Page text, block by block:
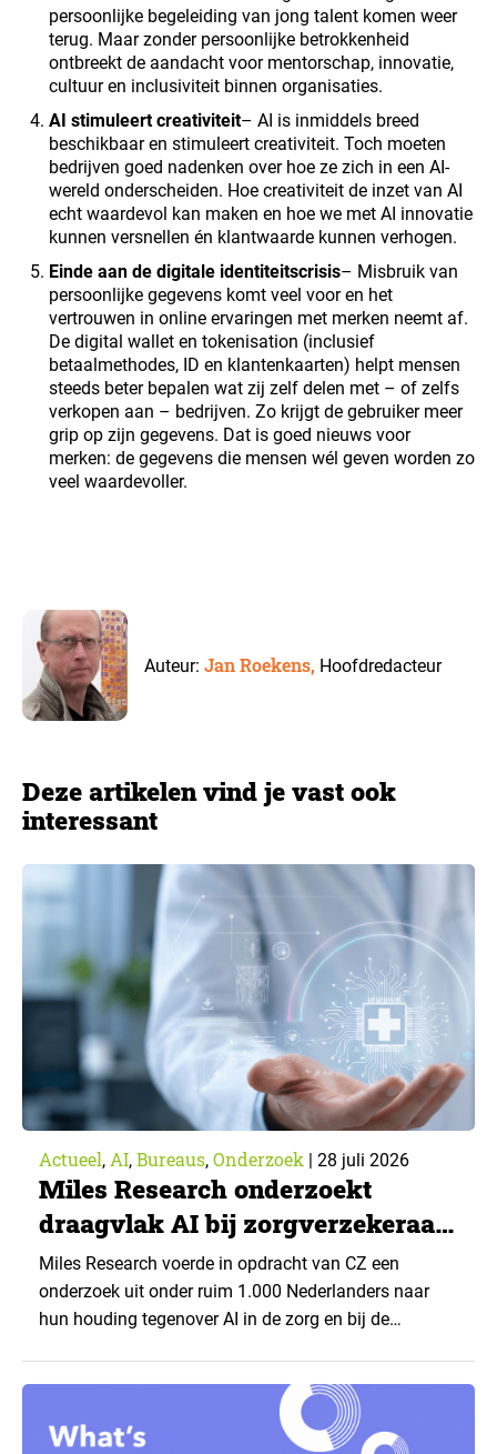
persoonlijke begeleiding van jong talent komen weer
terug. Maar zonder persoonlijke betrokkenheid
ontbreekt de aandacht voor mentorschap, innovatie,
cultuur en inclusiviteit binnen organisaties.
AI stimuleert creativiteit– AI is inmiddels breed
beschikbaar en stimuleert creativiteit. Toch moeten
bedrijven goed nadenken over hoe ze zich in een AI-
wereld onderscheiden. Hoe creativiteit de inzet van AI
echt waardevol kan maken en hoe we met AI innovatie
kunnen versnellen én klantwaarde kunnen verhogen.
Einde aan de digitale identiteitscrisis– Misbruik van
persoonlijke gegevens komt veel voor en het
vertrouwen in online ervaringen met merken neemt af.
De digital wallet en tokenisation (inclusief
betaalmethodes, ID en klantenkaarten) helpt mensen
steeds beter bepalen wat zij zelf delen met – of zelfs
verkopen aan – bedrijven. Zo krijgt de gebruiker meer
grip op zijn gegevens. Dat is goed nieuws voor
merken: de gegevens die mensen wél geven worden zo
veel waardevoller.
Auteur:Jan Roekens, Hoofdredacteur
Deze artikelen vind je vast ook
interessant
Actueel, AI, Bureaus, Onderzoek | 28 juli 2026
Miles Research onderzoekt
draagvlak AI bij zorgverzekeraar
CZ
Miles Research voerde in opdracht van CZ een
onderzoek uit onder ruim 1.000 Nederlanders naar
hun houding tegenover AI in de zorg en bij de
toepassingen, en waar trekken zij een grens? Dit
artikel is aangeleverd door kennispartner Miles